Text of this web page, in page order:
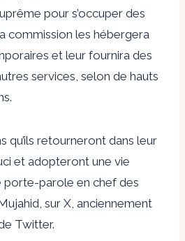
pour s’occuper des
commission les hébergera
et leur fournira des
services, selon de hauts
qu’ils retourneront dans leur
et adopteront une vie
porte-parole en chef des
sur X, anciennement
Twitter.